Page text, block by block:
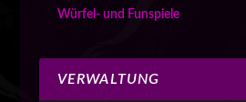
Würfel- und Funspiele
VERWALTUNG